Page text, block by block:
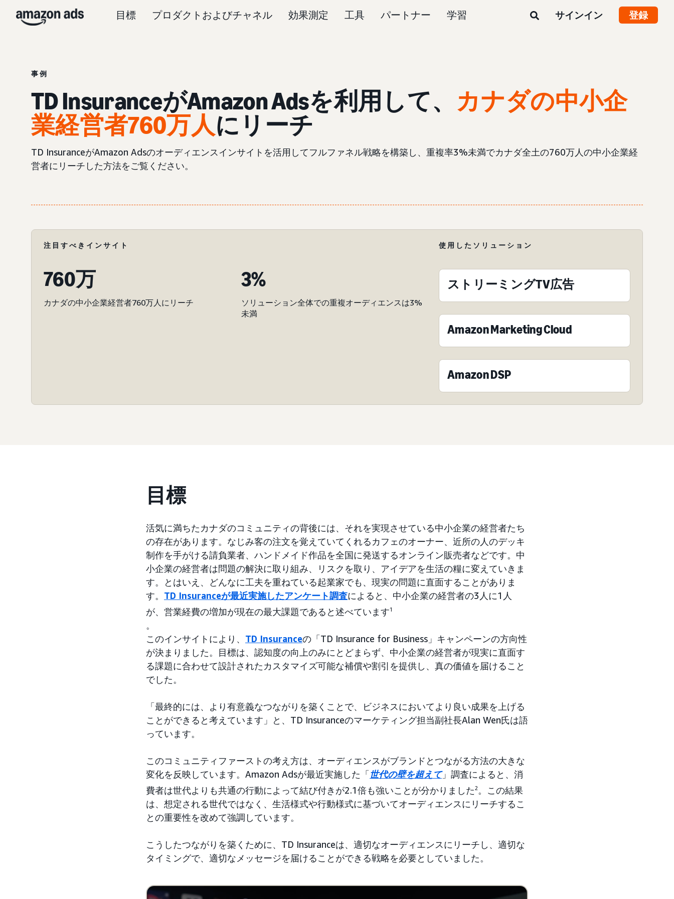
目標 プロダクトおよびチャネル 効果測定 工具 パートナー 学習 サインイン 登録
事例
TD InsuranceがAmazon Adsを利用して、 カナダの中小企
業経営者760万人にリーチ
TD InsuranceがAmazon Adsのオーディエンスインサイトを活用してフルファネル戦略を構築し、重複率3%未満でカナダ全土の760万人の中小企業経
営者にリーチした方法をご覧ください。
注目すべきインサイト
760万
カナダの中小企業経営者760万人にリーチ
3%
ソリューション全体での重複オーディエンスは3%
未満
使用したソリューション
ストリーミングTV広告
Amazon Marketing Cloud
Amazon DSP
目標
活気に満ちたカナダのコミュニティの背後には、それを実現させている中小企業の経営者たち
の存在があります。なじみ客の注文を覚えていてくれるカフェのオーナー、近所の人のデッキ
制作を手がける請負業者、ハンドメイド作品を全国に発送するオンライン販売者などです。中
小企業の経営者は問題の解決に取り組み、リスクを取り、アイデアを生活の糧に変えていきま
す。とはいえ、どんなに工夫を重ねている起業家でも、現実の問題に直面することがありま
す。 TD Insuranceが最近実施したアンケート調査によると、中小企業の経営者の3人に1人
が、営業経費の増加が現在の最大課題であると述べています1
。
このインサイトにより、 TD Insuranceの「TD Insurance for Business」キャンペーンの方向性
が決まりました。目標は、認知度の向上のみにとどまらず、中小企業の経営者が現実に直面す
る課題に合わせて設計されたカスタマイズ可能な補償や割引を提供し、真の価値を届けること
でした。
「最終的には、より有意義なつながりを築くことで、ビジネスにおいてより良い成果を上げる
ことができると考えています」と、TD Insuranceのマーケティング担当副社長Alan Wen氏は語
っています。
このコミュニティファーストの考え方は、オーディエンスがブランドとつながる方法の大きな
変化を反映しています。Amazon Adsが最近実施した「世代の壁を超えて」調査によると、消
費者は世代よりも共通の行動によって結び付きが2.1倍も強いことが分かりました2 。この結果
は、想定される世代ではなく、生活様式や行動様式に基づいてオーディエンスにリーチするこ
との重要性を改めて強調しています。
こうしたつながりを築くために、TD Insuranceは、適切なオーディエンスにリーチし、適切な
タイミングで、適切なメッセージを届けることができる戦略を必要としていました。